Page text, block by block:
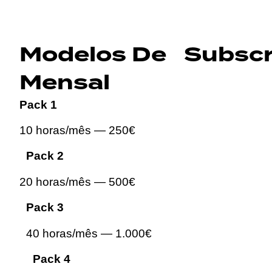
Modelos De
Mensal
Pack 1
10 horas/mês — 250€
Pack 2
20 horas/mês — 500€
Pack 3
40 horas/mês — 1.000€
Pack 4